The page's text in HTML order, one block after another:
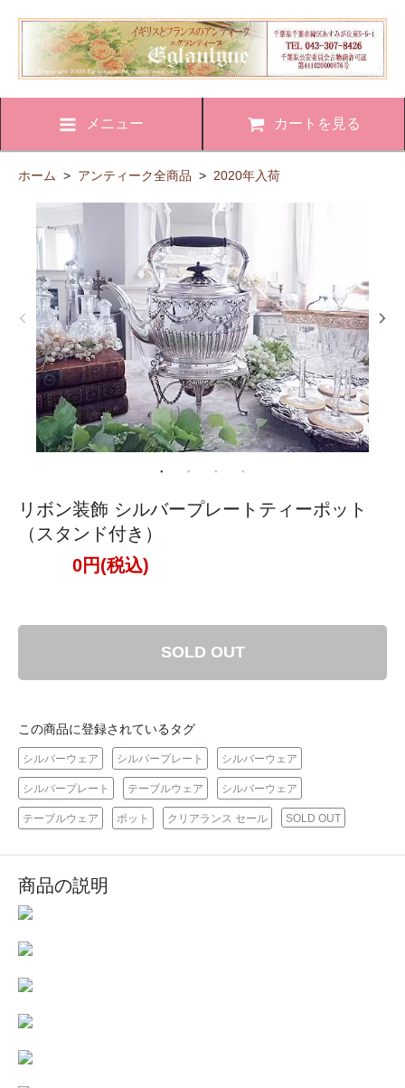
メニュー カートを見る
ホーム > アンティーク全商品 > 2020年入荷
リボン装飾 シルバープレートティーポット
（スタンド付き）
0円(税込)
SOLD OUT
この商品に登録されているタグ
シルバーウェア シルバープレート シルバーウェア
シルバープレート テーブルウェア シルバーウェア
テーブルウェア ポット クリアランス セール SOLD OUT
商品の説明